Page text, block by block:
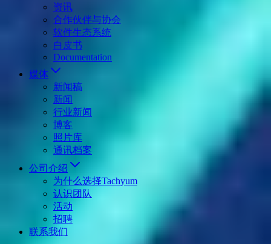
资讯
合作伙伴与协会
软件生态系统
白皮书
Documentation
媒体
新闻稿
新闻
行业新闻
博客
照片库
通讯档案
公司介绍
为什么选择Tachyum
认识团队
活动
招聘
联系我们